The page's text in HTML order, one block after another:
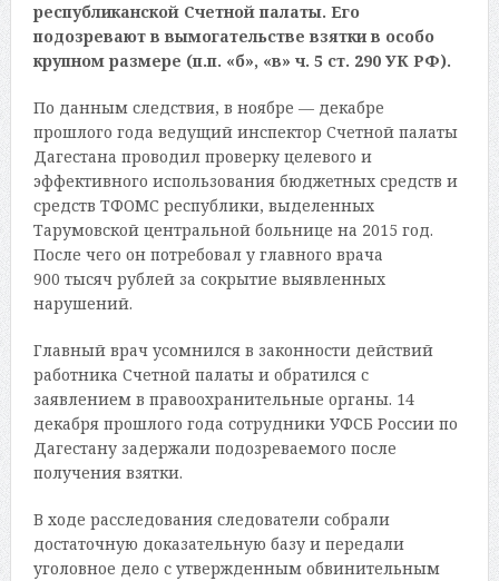
республиканской Счетной палаты. Его
подозревают в вымогательстве взятки в особо
крупном размере (п.п. «б», «в» ч. 5 ст. 290 УК РФ).
По данным следствия, в ноябре — декабре
прошлого года ведущий инспектор Счетной палаты
Дагестана проводил проверку целевого и
эффективного использования бюджетных средств и
средств ТФОМС республики, выделенных
Тарумовской центральной больнице на 2015 год.
После чего он потребовал у главного врача
900 тысяч рублей за сокрытие выявленных
нарушений.
Главный врач усомнился в законности действий
работника Счетной палаты и обратился с
заявлением в правоохранительные органы. 14
декабря прошлого года сотрудники УФСБ России по
Дагестану задержали подозреваемого после
получения взятки.
В ходе расследования следователи собрали
достаточную доказательную базу и передали
уголовное дело с утвержденным обвинительным